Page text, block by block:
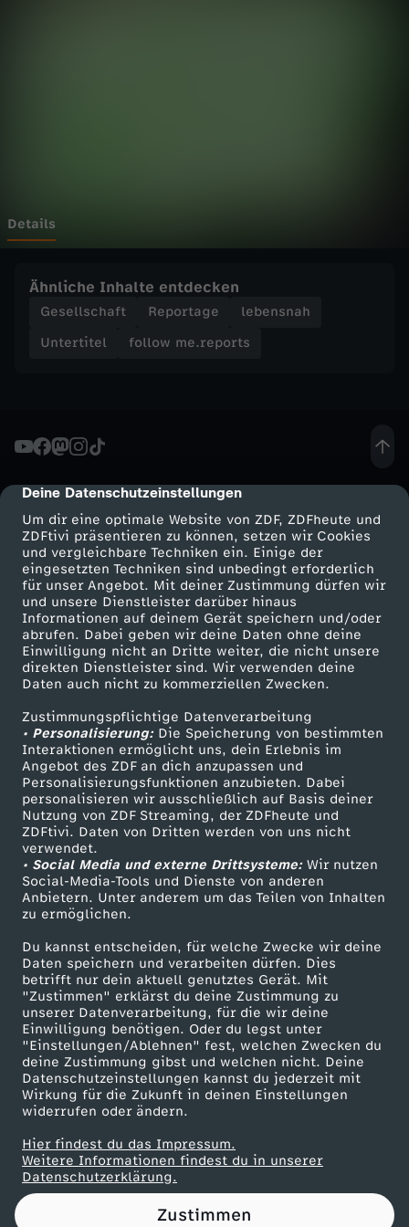
cmp-dialog-description
Deine Datenschutzeinstellungen
Um dir eine optimale Website von ZDF, ZDFheute und
ZDFtivi präsentieren zu können, setzen wir Cookies
und vergleichbare Techniken ein. Einige der
eingesetzten Techniken sind unbedingt erforderlich
für unser Angebot. Mit deiner Zustimmung dürfen wir
und unsere Dienstleister darüber hinaus
Informationen auf deinem Gerät speichern und/oder
abrufen. Dabei geben wir deine Daten ohne deine
Einwilligung nicht an Dritte weiter, die nicht unsere
direkten Dienstleister sind. Wir verwenden deine
Daten auch nicht zu kommerziellen Zwecken.
Zustimmungspflichtige Datenverarbeitung
• Personalisierung:Die Speicherung von bestimmten
Interaktionen ermöglicht uns, dein Erlebnis im
Angebot des ZDF an dich anzupassen und
Personalisierungsfunktionen anzubieten. Dabei
personalisieren wir ausschließlich auf Basis deiner
Nutzung von ZDF Streaming, der ZDFheute und
ZDFtivi. Daten von Dritten werden von uns nicht
verwendet.
• Social Media und externe Drittsysteme:Wir nutzen
Social-Media-Tools und Dienste von anderen
Anbietern. Unter anderem um das Teilen von Inhalten
zu ermöglichen.
Du kannst entscheiden, für welche Zwecke wir deine
Daten speichern und verarbeiten dürfen. Dies
betrifft nur dein aktuell genutztes Gerät. Mit
"Zustimmen" erklärst du deine Zustimmung zu
unserer Datenverarbeitung, für die wir deine
Einwilligung benötigen. Oder du legst unter
"Einstellungen/Ablehnen" fest, welchen Zwecken du
deine Zustimmung gibst und welchen nicht. Deine
Datenschutzeinstellungen kannst du jederzeit mit
Wirkung für die Zukunft in deinen Einstellungen
widerrufen oder ändern.
Hier findest du das Impressum.
Weitere Informationen findest du in unserer
Datenschutzerklärung.
Zustimmen
o
t
B
e
r
l
i
n
b
e
i
N
a
c
h
t
-
A
l
s
Details
Ähnliche Inhalte entdecken
Gesellschaft Reportage
lebensnah
Untertitel
follow me.reports
Mehr ZDF
ZDF-Apps
Smart TV
ZDFtext
Livestreams
Sendungen A-Z
TV-Programm
Service
ZDFmitreden
Kontakt zum ZDF
Tickets
Zuschauerservice
Hilfe
ZDF Unternehmen
Karriere
ZDF goes Schule
Werbefernsehen
Mainzelmännchen
Partner